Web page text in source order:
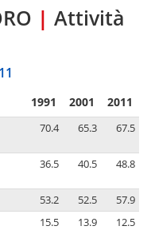
| Attività
1991 2001 2011
70.4 65.3 67.5
36.5 40.5 48.8
53.2 52.5
57.9
15.5 13.9 12.5